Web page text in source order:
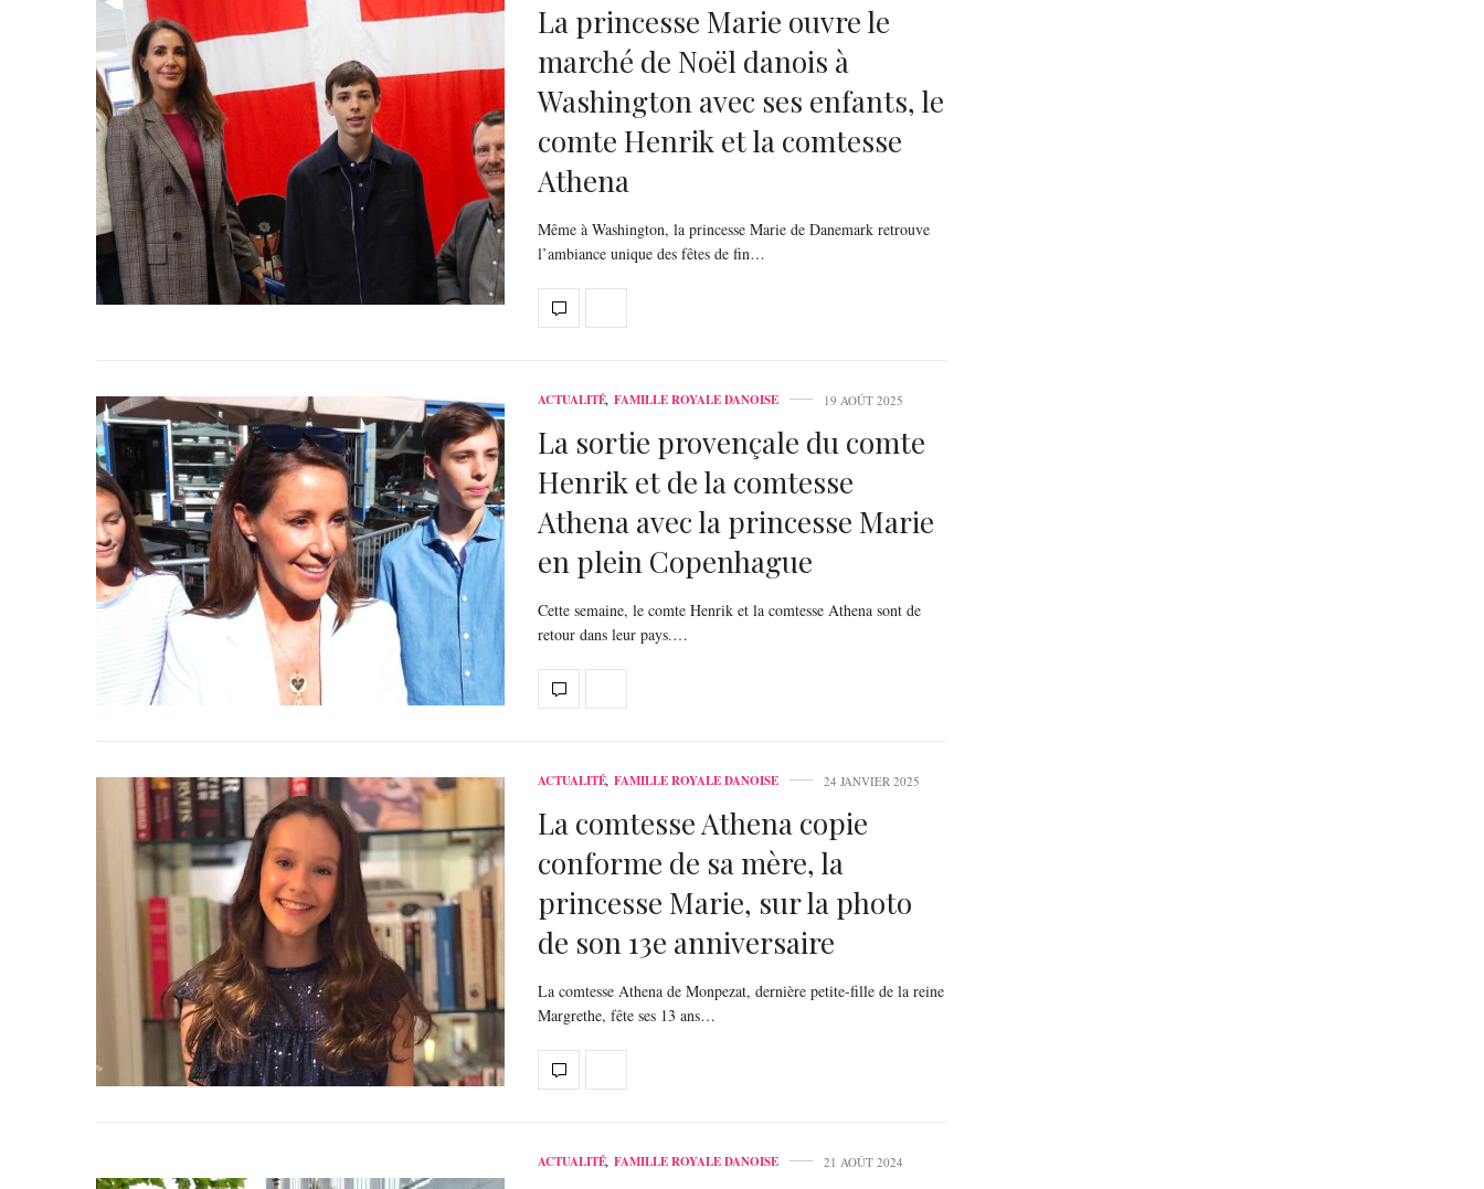
La princesse Marie ouvre le
marché de Noël danois à
Washington avec ses enfants, le
comte Henrik et la comtesse
Athena
Même à Washington, la princesse Marie de Danemark retrouve
l’ambiance unique des fêtes de fin…
ACTUALITÉ, FAMILLE ROYALE DANOISE 19 AOÛT 2025
La sortie provençale du comte
Henrik et de la comtesse
Athena avec la princesse Marie
en plein Copenhague
Cette semaine, le comte Henrik et la comtesse Athena sont de
retour dans leur pays.…
ACTUALITÉ, FAMILLE ROYALE DANOISE 24 JANVIER 2025
La comtesse Athena copie
conforme de sa mère, la
princesse Marie, sur la photo
de son 13e anniversaire
La comtesse Athena de Monpezat, dernière petite-fille de la reine
Margrethe, fête ses 13 ans…
ACTUALITÉ, FAMILLE ROYALE DANOISE 21 AOÛT 2024